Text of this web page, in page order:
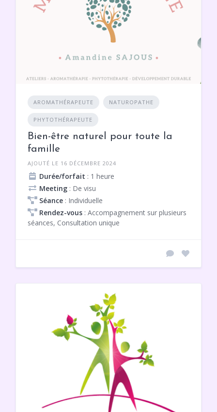
AROMATHÉRAPEUTE NATUROPATHE
PHYTOTHÉRAPEUTE
Bien-être naturel pour toute la
famille
AJOUTÉ LE 16 DÉCEMBRE 2024
Durée/forfait : 1 heure
Meeting : De visu
Séance : Individuelle
Rendez-vous : Accompagnement sur plusieurs
séances, Consultation unique